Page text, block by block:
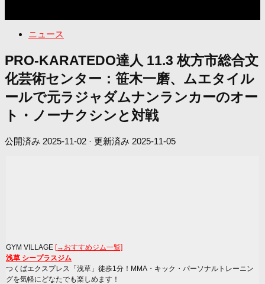
ニュース
PRO-KARATEDO達人 11.3 枚方市総合文
化芸術センター：笹木一磨、ムエタイル
ールで元ラジャダムナンランカーのオー
ト・ノーナクシンと対戦
公開済み 2025-11-02 · 更新済み 2025-11-05
GYM VILLAGE [→おすすめジム一覧]
浅草 シープラスジム
つくばエクスプレス「浅草」徒歩1分！MMA・キック・パーソナルトレーニン
グを気軽にどなたでも楽しめます！